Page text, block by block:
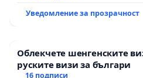
Уведомление за прозрачност
Облекчете шенгенските
руските визи за българи
16 подписи